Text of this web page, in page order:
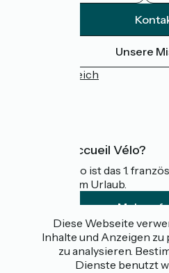
Unsere
Pressebereich
Was ist Accueil Vélo?
Accueil Vélo ist das 1.
Radfahrer im Urlaub.
Mehr
Gefördert im Rahmen von
Diese Webseite
Inhalte und Anzeigen
zu analysieren.
Dienste benutzt